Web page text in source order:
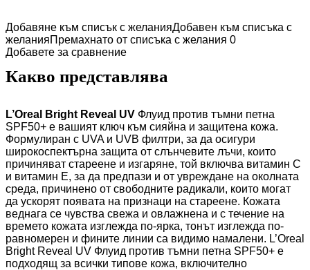
Добавяне към списък с желанияДобавен към списъка с
желанияПремахнато от списъка с желания 0
Добавете за сравнение
Какво представлява
L’Oreal Bright Reveal UV Флуид против тъмни петна
SPF50+ е вашият ключ към сияйна и защитена кожа.
Формулиран с UVA и UVB филтри, за да осигури
широкоспектърна защита от слънчевите лъчи, които
причиняват стареене и изгаряне, той включва витамин С
и витамин Е, за да предпази и от увреждане на околната
среда, причинено от свободните радикали, които могат
да ускорят появата на признаци на стареене. Кожата
веднага се чувства свежа и овлажнена и с течение на
времето кожата изглежда по-ярка, тонът изглежда по-
равномерен и фините линии са видимо намалени. L’Oreal
Bright Reveal UV Флуид против тъмни петна SPF50+ e
подходящ за всички типове кожа, включително